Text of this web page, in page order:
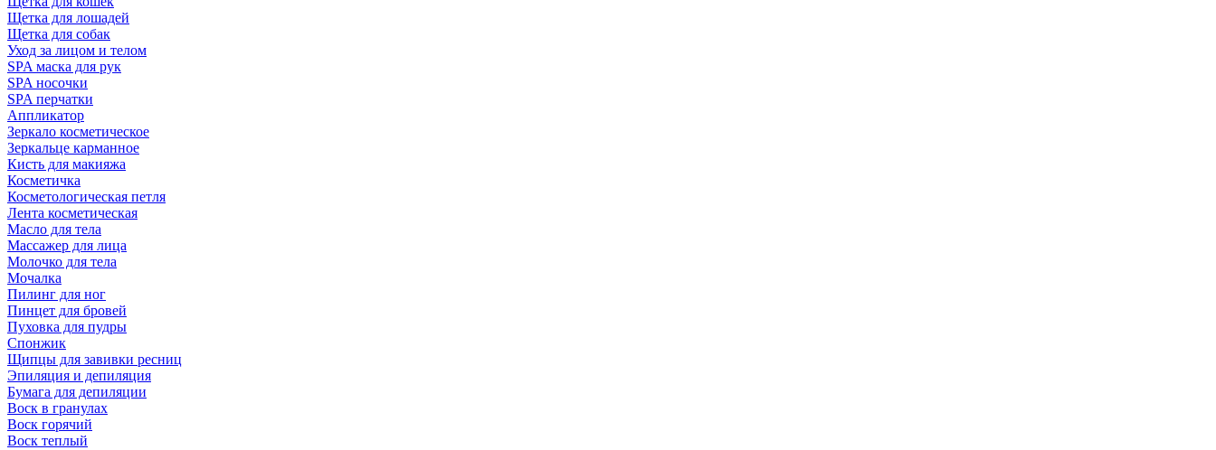
Щетка для лошадей
Щетка для собак
Уход за лицом и телом
SPA маска для рук
SPA носочки
SPA перчатки
Аппликатор
Зеркало косметическое
Зеркальце карманное
Кисть для макияжа
Косметичка
Косметологическая петля
Лента косметическая
Масло для тела
Массажер для лица
Молочко для тела
Мочалка
Пилинг для ног
Пинцет для бровей
Пуховка для пудры
Спонжик
Щипцы для завивки ресниц
Эпиляция и депиляция
Бумага для депиляции
Воск в гранулах
Воск горячий
Воск теплый